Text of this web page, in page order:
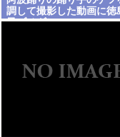
調して撮影した動画に徳
子ブチギレ